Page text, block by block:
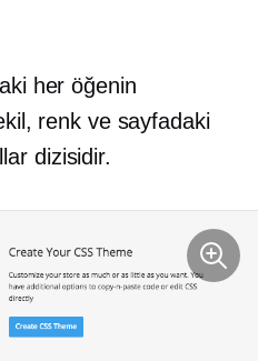
her öğenin
renk ve sayfadaki
dizisidir.